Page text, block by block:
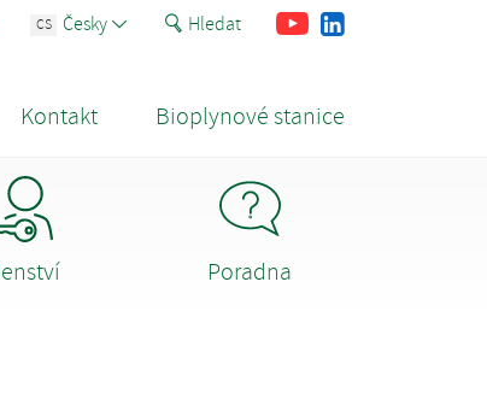
CS Česky Hledat FacebookYoutube
Kontakt Bioplynové stanice
Poradna